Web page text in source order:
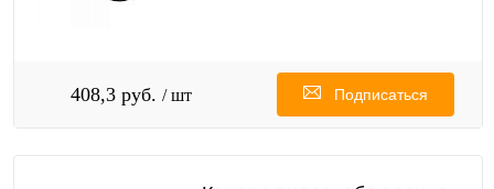
408,3 руб. / шт Подписаться